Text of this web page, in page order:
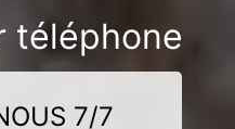
téléphone
7/7